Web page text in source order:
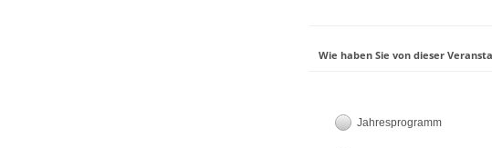
Wie haben Sie von dieser
Jahresprogramm